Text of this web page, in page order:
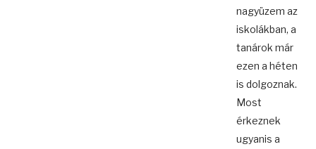
nagyüzem az
iskolákban, a
tanárok már
ezen a héten
is dolgoznak.
Most
érkeznek
ugyanis a